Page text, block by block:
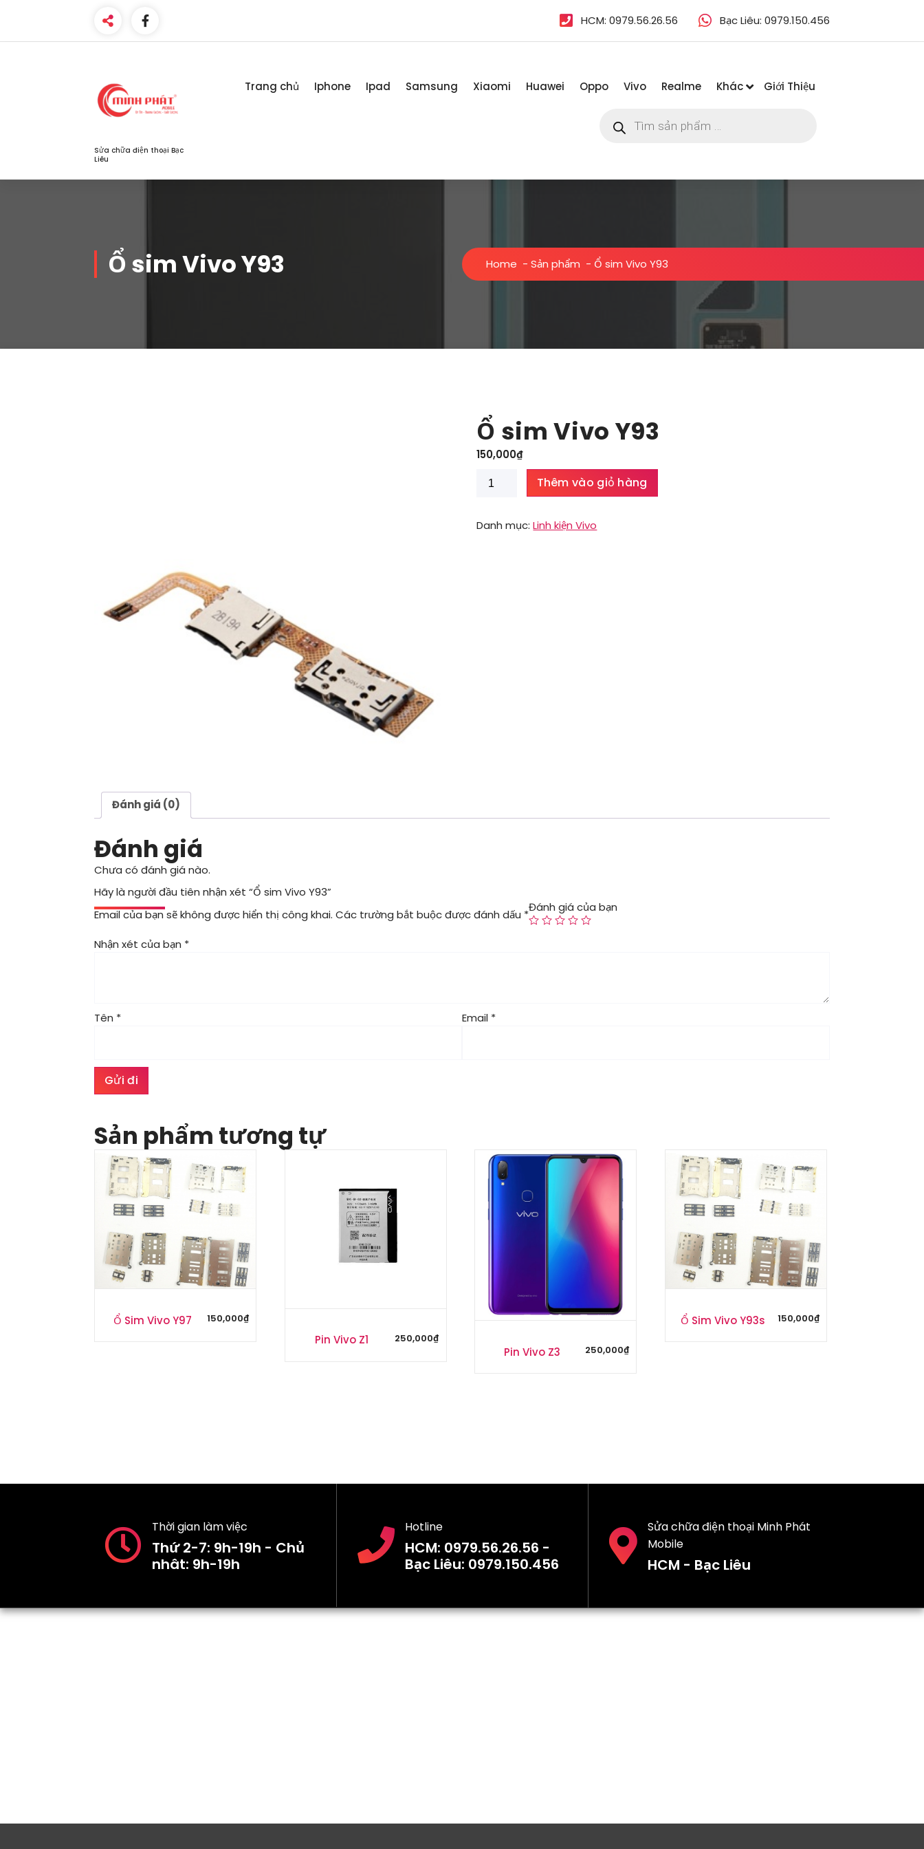
HCM: 0979.56.26.56 Bạc Liêu: 0979.150.456
Sửa chữa điện thoại Bạc
Liêu
Trang chủ Iphone Ipad Samsung Xiaomi Huawei Oppo Vivo Realme Khác
Giới Thiệu
kiếm
sản
Ổ sim Vivo Y93 Home - Sản phẩm - Ổ sim Vivo Y93
Ổ sim Vivo Y93
150,000₫
sim
Y93
Thêm vào giỏ hàng
Danh mục:Linh kiện Vivo
Đánh giá (0)
Đánh giá
Chưa có đánh giá nào.
Hãy là người đầu tiên nhận xét “Ổ sim Vivo Y93”
Email của bạn sẽ không được hiển thị công khai. Các trường bắt buộc được đánh dấu *
Đánh giá của bạn
Nhận xét của bạn *
Tên * Email *
Sản phẩm tương tự
Ổ Sim Vivo Y97 150,000₫
Pin Vivo Z1 250,000₫
Pin Vivo Z3 250,000₫
Ổ Sim Vivo Y93s 150,000₫
Thời gian làm việc
Thứ 2-7: 9h-19h - Chủ
nhât: 9h-19h
Hotline
HCM: 0979.56.26.56 -
Bạc Liêu: 0979.150.456
Sửa chữa điện thoại Minh Phát
Mobile
HCM - Bạc Liêu